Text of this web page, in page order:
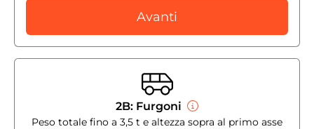
Avanti
2B: Furgoni
Peso totale fino a 3,5 t e altezza sopra al primo asse